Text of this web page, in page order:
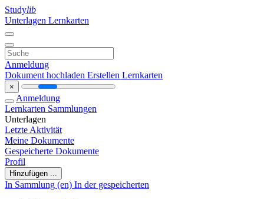
Studylib
Unterlagen Lernkarten
Anmeldung
Dokument hochladen Erstellen Lernkarten
×
Anmeldung
Lernkarten Sammlungen
Unterlagen
Letzte Aktivität
Meine Dokumente
Gespeicherte Dokumente
Profil
Hinzufügen ...
In Sammlung (en) In der gespeicherten